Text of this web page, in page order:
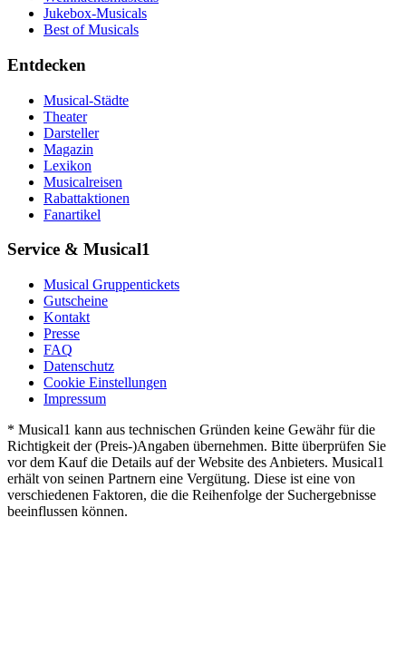
Jukebox-Musicals
Best of Musicals
Entdecken
Musical-Städte
Theater
Darsteller
Magazin
Lexikon
Musicalreisen
Rabattaktionen
Fanartikel
Service & Musical1
Musical Gruppentickets
Gutscheine
Kontakt
Presse
FAQ
Datenschutz
Cookie Einstellungen
Impressum
* Musical1 kann aus technischen Gründen keine Gewähr für die
Richtigkeit der (Preis-)Angaben übernehmen. Bitte überprüfen Sie
vor dem Kauf die Details auf der Website des Anbieters. Musical1
erhält von seinen Partnern eine Vergütung. Diese ist eine von
verschiedenen Faktoren, die die Reihenfolge der Suchergebnisse
beeinflussen können.